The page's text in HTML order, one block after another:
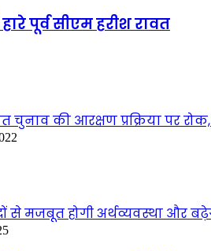
पूर्व सीएम हरीश रावत
चुनाव की आरक्षण प्रक्रिया पर
से मजबूत होगी अर्थव्यवस्था और